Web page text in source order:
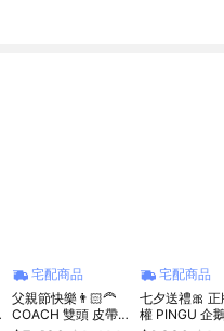
宅配商品
父親節快樂👨🏻‍🦰
COACH 雙頭 皮帶
宅配商品
七夕送禮🎀 正
權 PINGU 企